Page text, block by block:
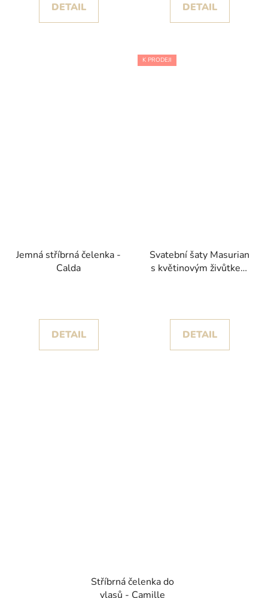
DETAIL DETAIL
Jemná stříbrná čelenka -
Calda
DETAIL
K PRODEJI
Svatební šaty Masurian
s květinovým živůtkem
DETAIL
Stříbrná čelenka do
vlasů - Camille